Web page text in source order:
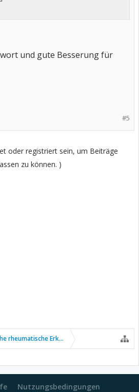
und gute Besserung für
#5
oder registriert sein, um Beiträge
zu können. )
rheumatische Erkrankungen
Nutzungsbedingungen